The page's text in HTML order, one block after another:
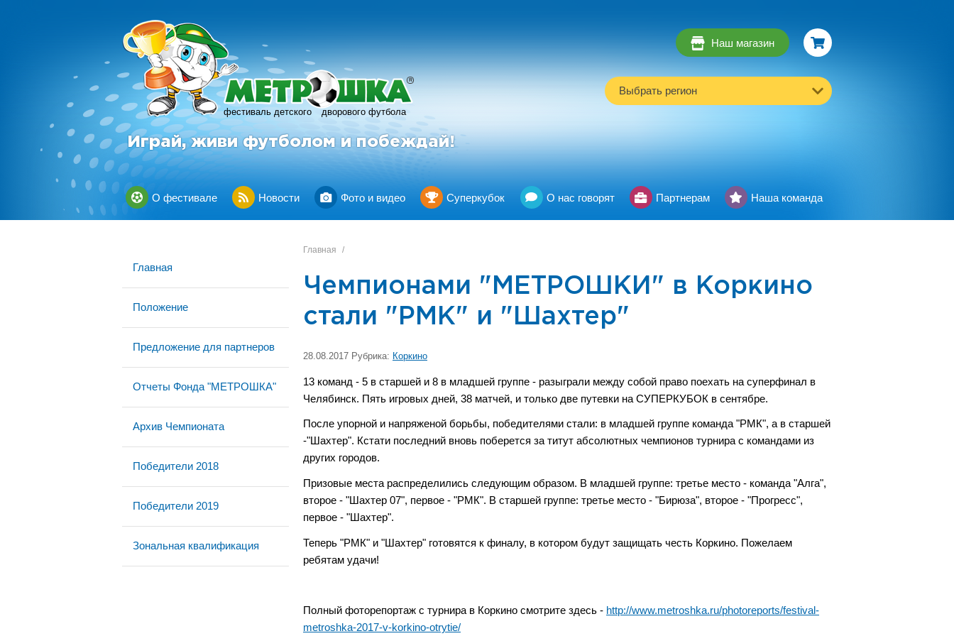
фестиваль детского дворового футбола
R
Играй, живи футболом и побеждай!
Наш магазин
Выбрать регион
О фестивале Новости Фото и видео Суперкубок О нас говорят Партнерам Наша команда
Главная
Положение
Предложение для партнеров
Отчеты Фонда "МЕТРОШКА"
Архив Чемпионата
Победители 2018
Победители 2019
Зональная квалификация
Главная /
Чемпионами "МЕТРОШКИ" в Коркино
стали "РМК" и "Шахтер"
28.08.2017 Рубрика: Коркино
13 команд - 5 в старшей и 8 в младшей группе - разыграли между собой право поехать на суперфинал в
Челябинск. Пять игровых дней, 38 матчей, и только две путевки на СУПЕРКУБОК в сентябре.
После упорной и напряженой борьбы, победителями стали: в младшей группе команда "РМК", а в старшей
-"Шахтер". Кстати последний вновь поберется за титут абсолютных чемпионов турнира с командами из
других городов.
Призовые места распределились следующим образом. В младшей группе: третье место - команда "Алга",
второе - "Шахтер 07", первое - "РМК". В старшей группе: третье место - "Бирюза", второе - "Прогресс",
первое - "Шахтер".
Теперь "РМК" и "Шахтер" готовятся к финалу, в котором будут защищать честь Коркино. Пожелаем
ребятам удачи!
Полный фоторепортаж с турнира в Коркино смотрите здесь - http://www.metroshka.ru/photoreports/festival-
metroshka-2017-v-korkino-otrytie/